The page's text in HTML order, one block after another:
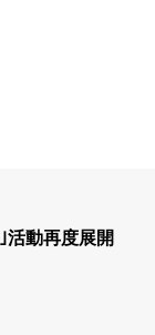
活動再度展開